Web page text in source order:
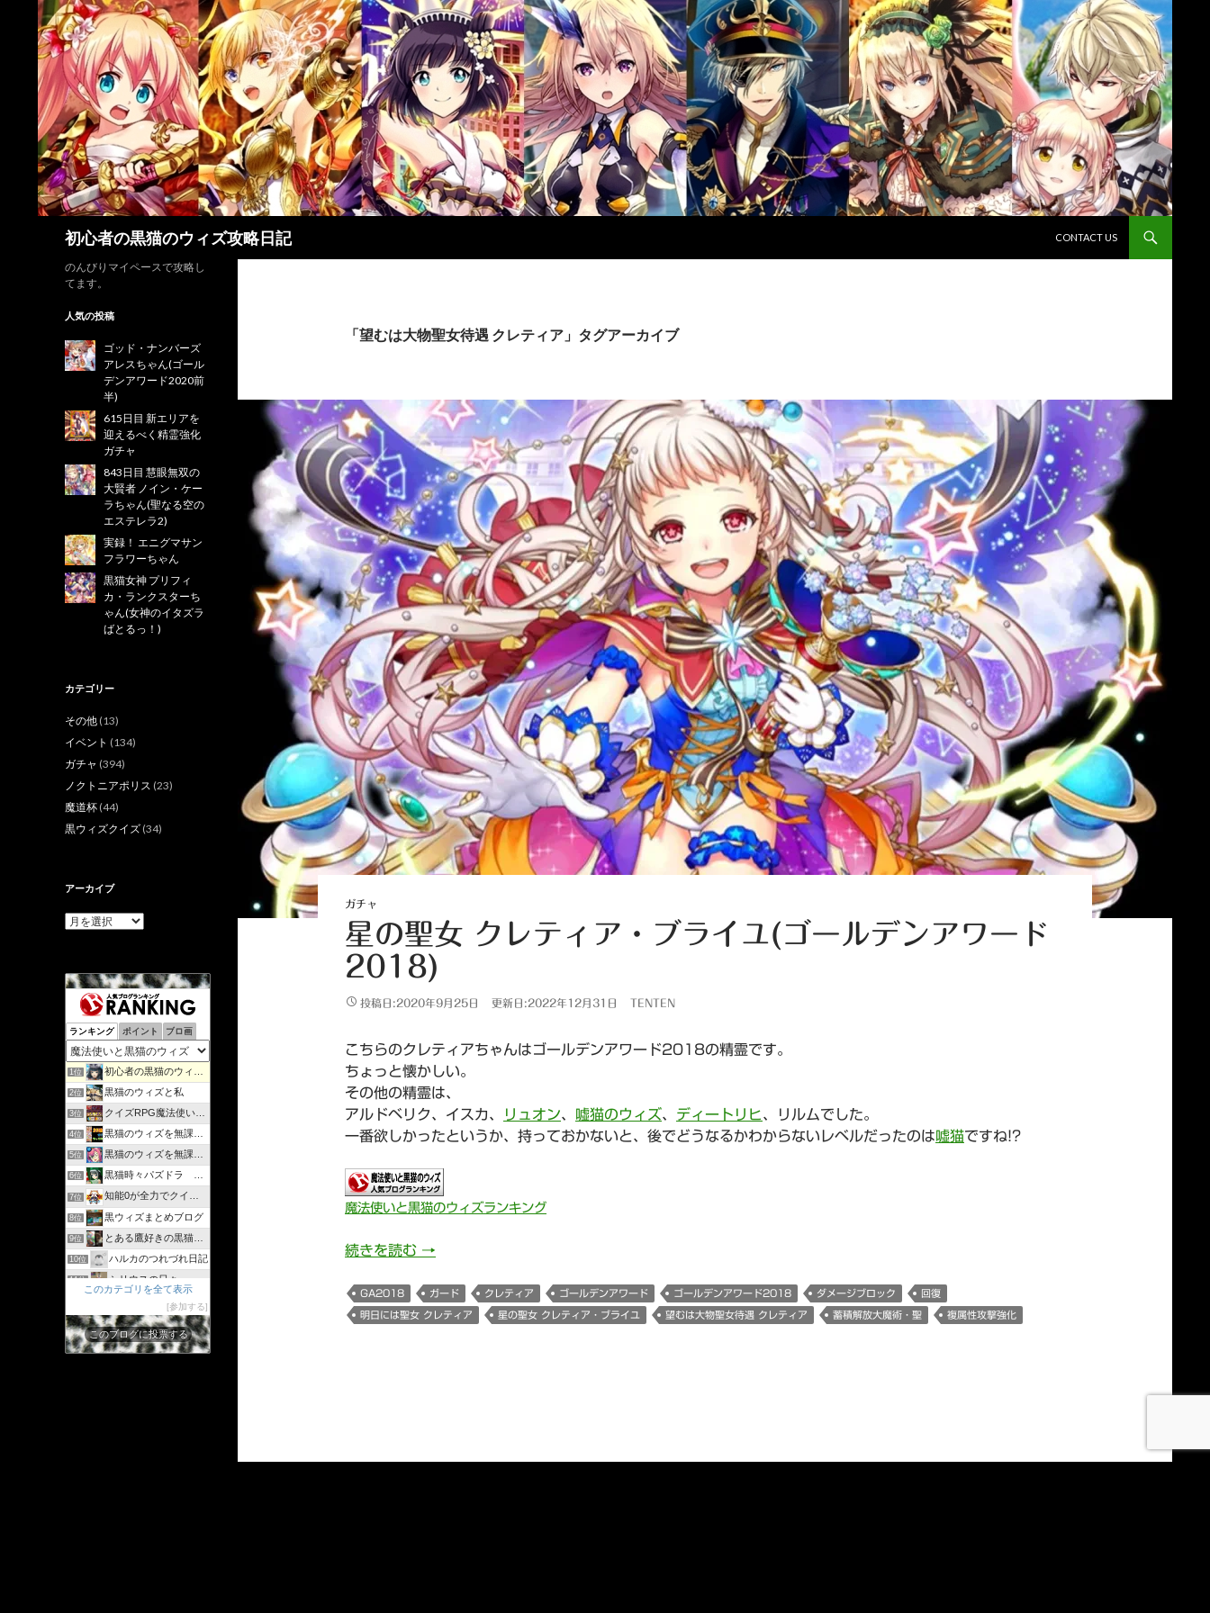
初心者の黒猫のウィズ攻略日記
CONTACT US
「望むは大物聖女待遇 クレティア」タグアーカイブ
ガチャ
星の聖女 クレティア・ブライユ(ゴールデンアワード
2018)
投稿日:2020年9月25日 更新日:2022年12月31日 TENTEN
こちらのクレティアちゃんはゴールデンアワード2018の精霊です。
ちょっと懐かしい。
その他の精霊は、
アルドベリク、イスカ、
リュオン、 嘘猫のウィズ、 ディートリヒ、リルムでした。
一番欲しかったというか、持っておかないと、後でどうなるかわからないレベルだったのは嘘猫ですね!?
魔法使いと黒猫のウィズランキング
続きを読む 星の聖女 クレティア・ブライユ(ゴールデンアワード2018)
→
GA2018 ガード クレティア ゴールデンアワード ゴールデンアワード2018 ダメージブロック 回復
明日には聖女 クレティア 星の聖女 クレティア・ブライユ 望むは大物聖女待遇 クレティア 蓄積解放大魔術・聖 複属性攻撃強化
のんびりマイペースで攻略し
てます。
人気の投稿
ゴッド・ナンバーズ
アレスちゃん(ゴール
デンアワード2020前
半)
615日目 新エリアを
迎えるべく精霊強化
ガチャ
843日目 慧眼無双の
大賢者 ノイン・ケー
ラちゃん(聖なる空の
エステレラ2)
実録！ エニグマサン
フラワーちゃん
黒猫女神 プリフィ
カ・ランクスターち
ゃん(女神のイタズラ
ばとるっ！)
カテゴリー
その他 (13)
イベント (134)
ガチャ (394)
ノクトニアポリス (23)
魔道杯 (44)
黒ウィズクイズ (34)
アーカイブ
ア
ブ
ランキング ポイント ブロ画
1位 初心者の黒猫のウィズ攻略日記 | のんびりマイペースで攻略…
2位 黒猫のウィズと私
3位 クイズRPG魔法使いと黒猫のウィズを遊んで知識を増やそう
4位 黒猫のウィズを無課金で攻略してみる
5位 黒猫のウィズを無課金でまったりと。
6位 黒猫時々パズドラ ラノベ好きが綴るゲームブログ
7位 知能0が全力でクイズゲーム
8位 黒ウィズまとめブログ
9位 とある鷹好きの黒猫のウィズログ
10位 ハルカのつれづれ日記
11位 シリウスの日々
13位 30過ぎてもゲーム好き
14位 黒猫のウィズと配布クリスタル生活と
このカテゴリを全て表示
参加する
このブログに投票する